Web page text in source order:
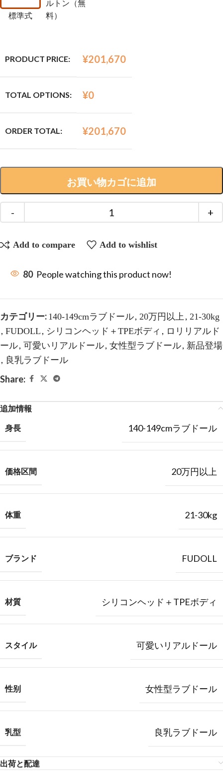
標準式
ルトン（無
料）
PRODUCT PRICE: ¥201,670
TOTAL OPTIONS: ¥0
ORDER TOTAL: ¥201,670
お買い物カゴに追加
Add to compare Add to wishlist
80 People watching this product now!
カテゴリー: 140-149cmラブドール, 20万円以上 , 21-30kg
, FUDOLL , シリコンヘッド＋TPEボディ , ロリリアルド
ール, 可愛いリアルドール, 女性型ラブドール, 新品登場
, 良乳ラブドール
Share:
追加情報
身長 140-149cmラブドール
価格区間 20万円以上
体重 21-30kg
ブランド FUDOLL
材質 シリコンヘッド＋TPEボディ
スタイル 可愛いリアルドール
性别 女性型ラブドール
乳型 良乳ラブドール
出荷と配達